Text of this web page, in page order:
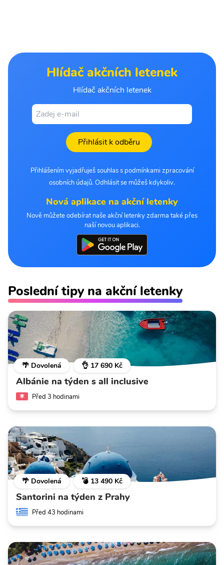
Hlídač akčních letenek
Hlídač akčních letenek
Přihlásit k odběru
Přihlášením vyjadřuješ souhlas s podmínkami zpracování
osobních údajů. Odhlásit se můžeš kdykoliv.
Nová aplikace na akční letenky
Nově můžete odebírat naše akční letenky zdarma také přes
naší novou aplikaci.
Poslední tipy na akční letenky
🌴 Dovolená 👌 17 690 Kč
Albánie na týden s all inclusive
Před 3 hodinami
🌴 Dovolená 💣 13 490 Kč
Santorini na týden z Prahy
Před 43 hodinami